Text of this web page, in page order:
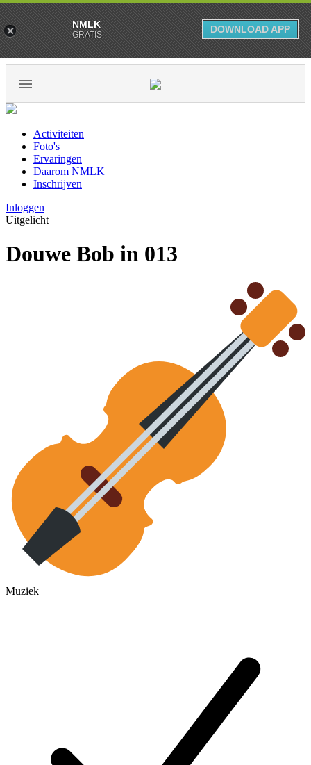
Activiteiten
Foto's
Ervaringen
Daarom NMLK
Inschrijven
Inloggen
Uitgelicht
Douwe Bob in 013
Muziek
NMLK
GRATIS DOWNLOAD APP